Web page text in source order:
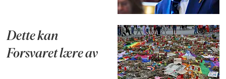
Dette kan
Forsvaret lære av